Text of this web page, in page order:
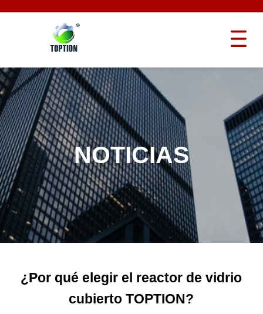
NOTICIAS
¿Por qué elegir el reactor de vidrio
cubierto TOPTION?